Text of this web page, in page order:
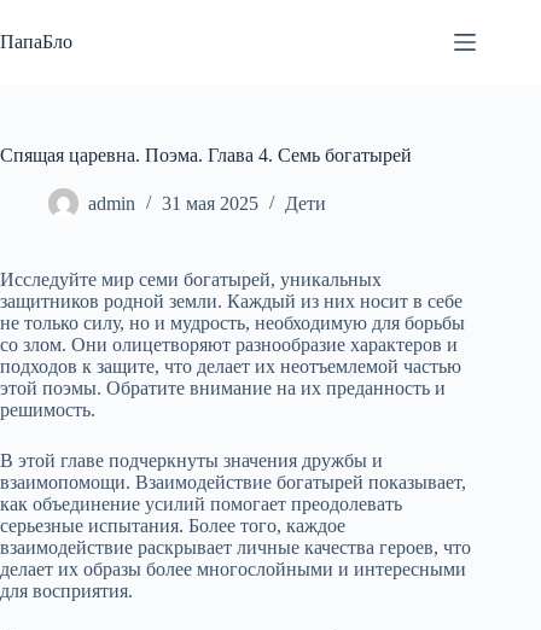
к
сути
ПапаБло
Спящая царевна. Поэма. Глава 4. Семь богатырей
admin 31 мая 2025 Дети
Исследуйте мир семи богатырей, уникальных
защитников родной земли. Каждый из них носит в себе
не только силу, но и мудрость, необходимую для борьбы
со злом. Они олицетворяют разнообразие характеров и
подходов к защите, что делает их неотъемлемой частью
этой поэмы. Обратите внимание на их преданность и
решимость.
В этой главе подчеркнуты значения дружбы и
взаимопомощи. Взаимодействие богатырей показывает,
как объединение усилий помогает преодолевать
серьезные испытания. Более того, каждое
взаимодействие раскрывает личные качества героев, что
делает их образы более многослойными и интересными
для восприятия.